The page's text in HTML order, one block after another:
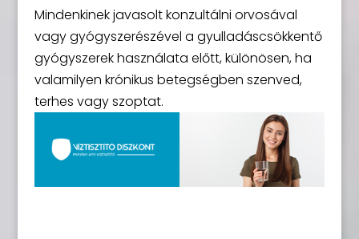
Mindenkinek javasolt konzultálni orvosával
vagy gyógyszerészével a gyulladáscsökkentő
gyógyszerek használata előtt, különösen, ha
valamilyen krónikus betegségben szenved,
terhes vagy szoptat.